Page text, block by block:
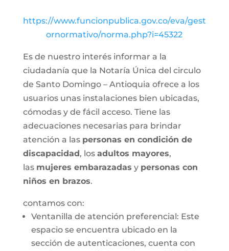
https://www.funcionpublica.gov.co/eva/gest
ornormativo/norma.php?i=45322
Es de nuestro interés informar a la
ciudadanía que la Notaría Única del circulo
de Santo Domingo – Antioquia ofrece a los
usuarios unas instalaciones bien ubicadas,
cómodas y de fácil acceso. Tiene las
adecuaciones necesarias para brindar
atención a las personas en condición de
discapacidad, los adultos mayores,
las mujeres embarazadas y personas con
niños en brazos.
contamos con:
Ventanilla de atención preferencial: Este
espacio se encuentra ubicado en la
sección de autenticaciones, cuenta con